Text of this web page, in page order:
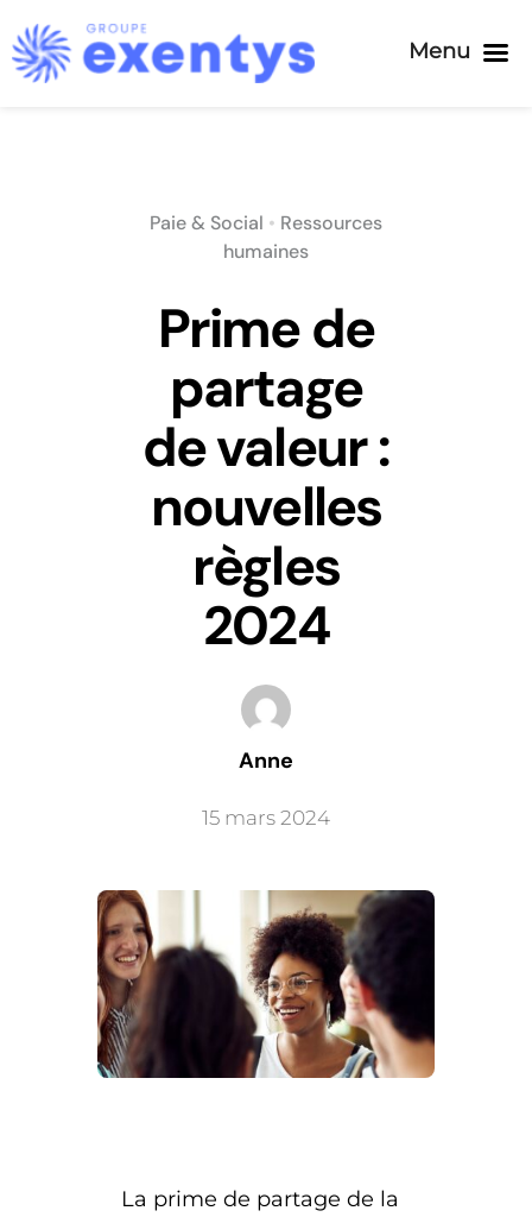
Paie & Social • Ressources
humaines
Prime de
partage
de valeur :
nouvelles
règles
2024
Anne
15 mars 2024
La prime de partage de la
Menu